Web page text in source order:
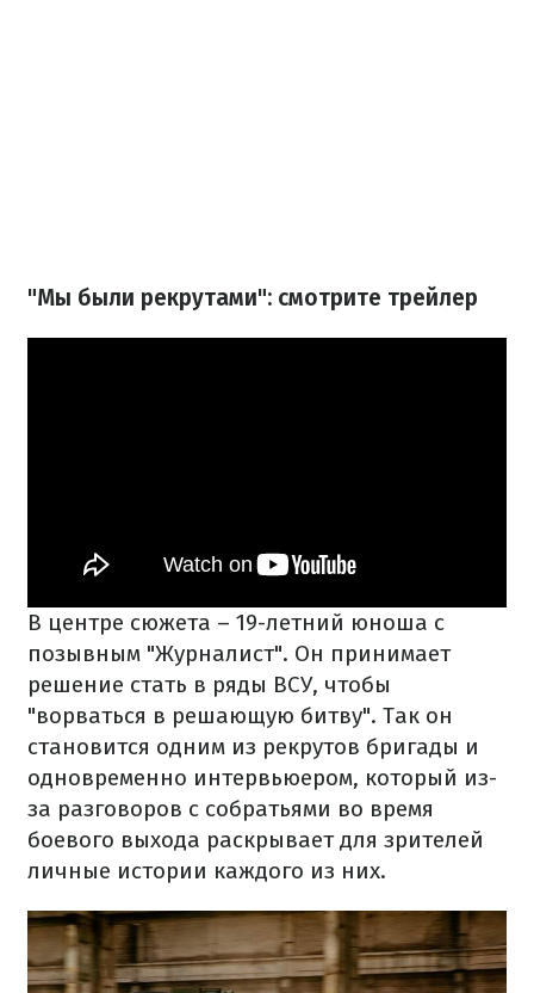
"Мы были рекрутами": смотрите трейлер
В центре сюжета – 19-летний юноша с
позывным "Журналист". Он принимает
решение стать в ряды ВСУ, чтобы
"ворваться в решающую битву". Так он
становится одним из рекрутов бригады и
одновременно интервьюером, который из-
за разговоров с собратьями во время
боевого выхода раскрывает для зрителей
личные истории каждого из них.